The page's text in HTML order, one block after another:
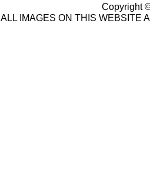
Copyright
ALL IMAGES ON THIS WEBSITE